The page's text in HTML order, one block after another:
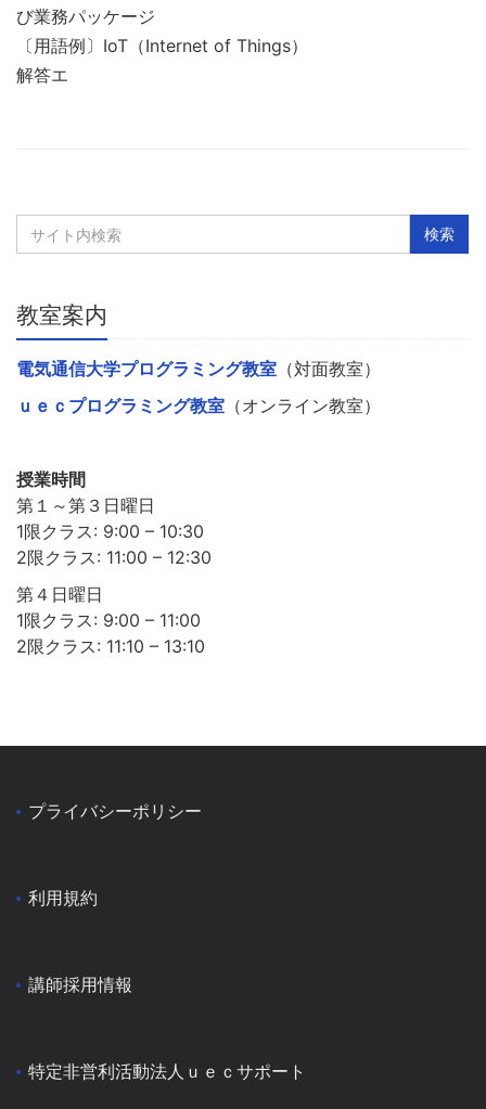
び業務パッケージ
〔用語例〕IoT（Internet of Things）
解答エ
教室案内
電気通信大学プログラミング教室 （対面教室）
ｕｅｃプログラミング教室 （オンライン教室）
授業時間
第１～第３日曜日
1限クラス: 9:00 – 10:30
2限クラス: 11:00 – 12:30
第４日曜日
1限クラス: 9:00 – 11:00
2限クラス: 11:10 – 13:10
プライバシーポリシー
利用規約
講師採用情報
特定非営利活動法人ｕｅｃサポート